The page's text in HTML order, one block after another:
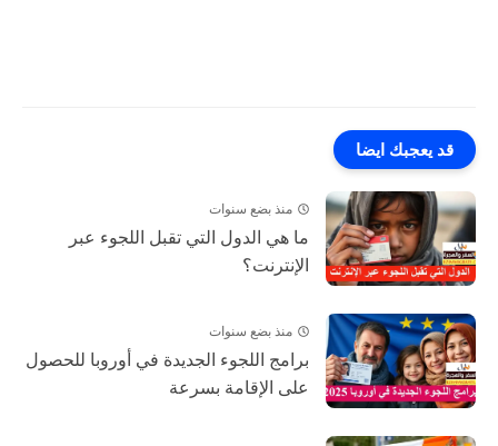
قد يعجبك ايضا
منذ بضع سنوات
ما هي الدول التي تقبل اللجوء عبر
الإنترنت؟
منذ بضع سنوات
برامج اللجوء الجديدة في أوروبا للحصول
على الإقامة بسرعة